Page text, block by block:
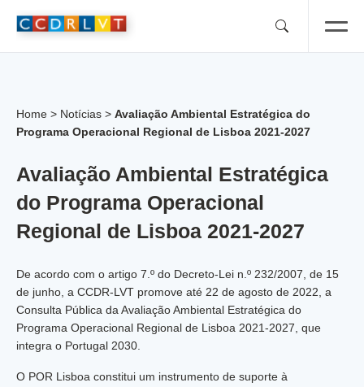
Home > Notícias > Avaliação Ambiental Estratégica do
Programa Operacional Regional de Lisboa 2021-2027
Avaliação Ambiental Estratégica
do Programa Operacional
Regional de Lisboa 2021-2027
De acordo com o artigo 7.º do Decreto-Lei n.º 232/2007, de 15
de junho, a CCDR-LVT promove até 22 de agosto de 2022, a
Consulta Pública da Avaliação Ambiental Estratégica do
Programa Operacional Regional de Lisboa 2021-2027, que
integra o Portugal 2030.
O POR Lisboa constitui um instrumento de suporte à